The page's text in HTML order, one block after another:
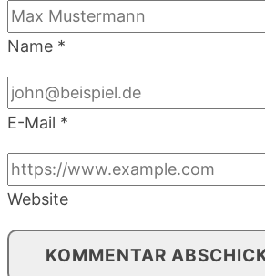
Name *
E-Mail *
Website